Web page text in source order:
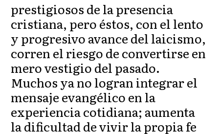
prestigiosos de la presencia
cristiana, pero éstos, con el lento
y progresivo avance del laicismo,
corren el riesgo de convertirse en
mero vestigio del pasado.
Muchos ya no logran integrar el
mensaje evangélico en la
experiencia cotidiana; aumenta
la dificultad de vivir la propia fe